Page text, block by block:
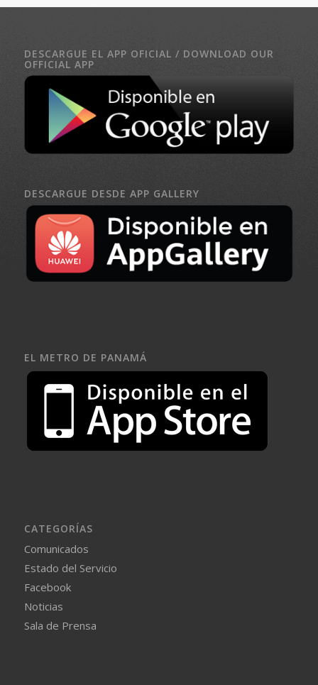
DESCARGUE EL APP OFICIAL / DOWNLOAD OUR
OFFICIAL APP
DESCARGUE DESDE APP GALLERY
EL METRO DE PANAMÁ
CATEGORÍAS
Comunicados
Estado del Servicio
Facebook
Noticias
Sala de Prensa